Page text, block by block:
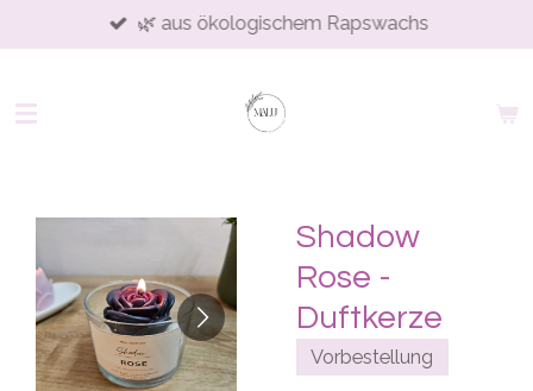
to
content
🌿 aus ökologischem Rapswachs
Shadow
Rose -
Duftkerze
Vorbestellung